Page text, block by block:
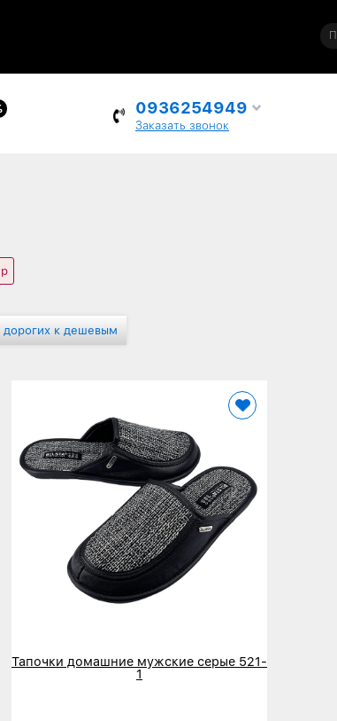
0936254949
Заказать звонок
дорогих к дешевым
Тапочки домашние мужские серые 521-
1